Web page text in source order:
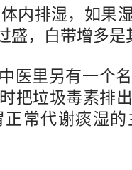
内排湿，如果
盛，白带增多
医里另有一个
把垃圾毒素排
常代谢痰湿